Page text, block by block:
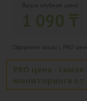
Ваша клубная цена:
Оформите заказ с PRO
PRO цена -
мониторинга от